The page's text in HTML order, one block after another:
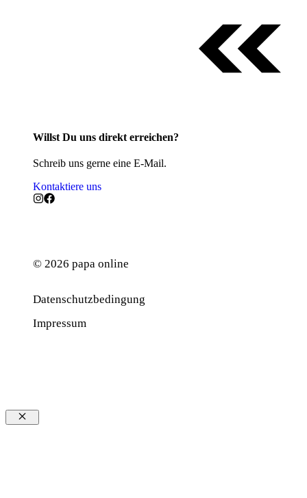
Willst Du uns direkt erreichen?
Schreib uns gerne eine E-Mail.
Kontaktiere uns
© 2026 papa online
Datenschutzbedingung
Impressum
Schließen